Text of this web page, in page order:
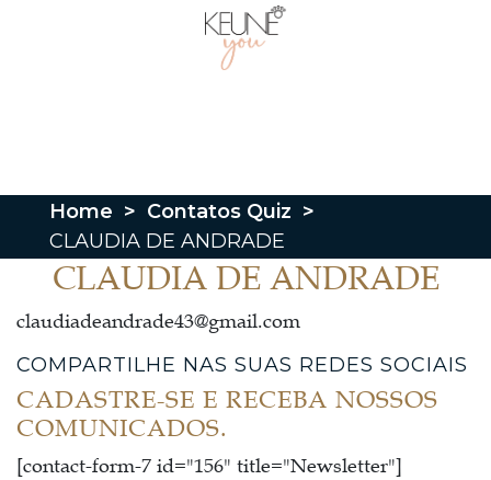
Home > Contatos Quiz >
CLAUDIA DE ANDRADE
CLAUDIA DE ANDRADE
claudiadeandrade43@gmail.com
COMPARTILHE NAS SUAS REDES SOCIAIS
CADASTRE-SE E RECEBA NOSSOS
COMUNICADOS.
[contact-form-7 id="156" title="Newsletter"]